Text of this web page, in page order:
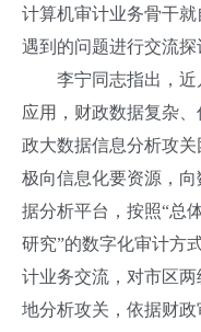
计算机审计业务骨干
遇到的问题进行交流探
李宁同志指出，近
应用，财政数据复杂
政大数据信息分析攻
极向信息化要资源，
据分析平台，按照“总
研究”的数字化审计方
计业务交流，对市区
地分析攻关，依据财